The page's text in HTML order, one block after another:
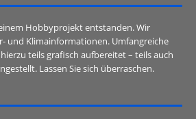
Hobbyprojekt entstanden. Wir
und Klimainformationen. Umfangreiche
teils grafisch aufbereitet – teils auch
Lassen Sie sich überraschen.